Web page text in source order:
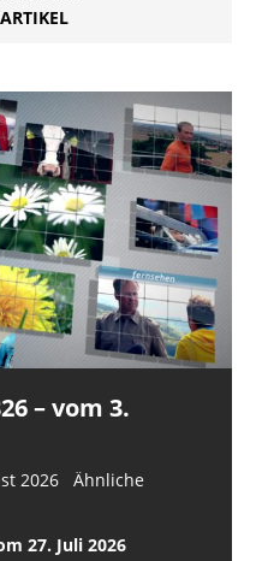
– vom 3.
2026 Ähnliche
27. Juli 2026